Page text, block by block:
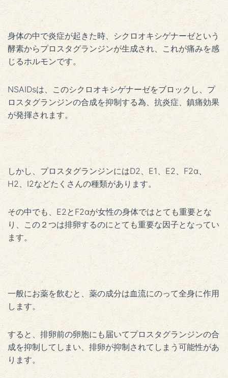
身体の中で炎症が起きた時、シクロオキシゲナーゼという
酵素からプロスタグランジンが生成され、これが痛みを感
じるホルモンです。
NSAIDsは、このシクロオキシゲナーゼをブロックし、プ
ロスタグランジンの合成を抑制する為、抗炎症、鎮痛効果
が発揮されます。
しかし、プロスタグランジンにはD2、E1、E2、F2α、
H2、I2などたくさんの種類があります。
その中でも、E2とF2αが女性の身体ではとても重要とな
り、この２つは排卵するのにとても重要な因子となってい
ます。
一般にお薬を飲むと、薬の成分は血流にのって全身に作用
します。
すると、排卵前の卵胞にも届いてプロスタグランジンの合
成を抑制してしまい、排卵が抑制されてしまう可能性があ
ります。